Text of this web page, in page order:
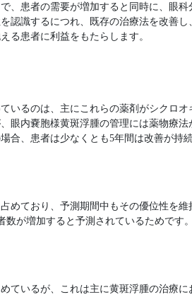
、患者の需要が増加すると同時に、眼
認識するにつれ、既存の治療法を改善
る患者に利益をもたらします。
いるのは、主にこれらの薬剤がシクロ
眼内嚢胞様黄斑浮腫の管理には薬物療
合、患者は少なくとも5年間は改善が持
めており、予測期間中もその優位性を
数が増加すると予測されているためです
ているが、これは主に黄斑浮腫の治療